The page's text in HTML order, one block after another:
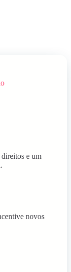
e um
novos